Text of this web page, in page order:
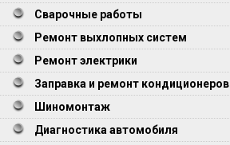
Сварочные работы
Ремонт выхлопных систем
Ремонт электрики
Заправка и ремонт кондиционеров
Шиномонтаж
Диагностика автомобиля